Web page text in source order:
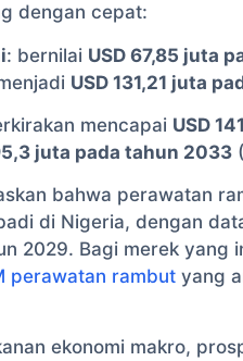
dengan cepat:
: bernilai USD 67,85 juta
USD 131,21 juta
mencapai USD
juta pada tahun 2033
bahwa perawatan
di Nigeria, dengan
2029. Bagi merek yang
perawatan rambut yang
ekonomi makro,